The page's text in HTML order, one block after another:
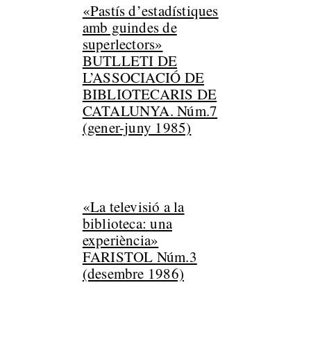
«Pastís d’estadístiques
amb guindes de
superlectors»
BUTLLETI DE
L’ASSOCIACIÓ DE
BIBLIOTECARIS DE
CATALUNYA. Núm.7
(gener-juny 1985)
«La televisió a la
biblioteca: una
experiència»
FARISTOL Núm.3
(desembre 1986)